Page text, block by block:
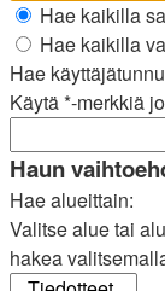
Hae kaikilla
Hae kaikilla
Hae
Käytä *-merkkiä
Haun
Hae alueittain:
Valitse alue tai
hakea